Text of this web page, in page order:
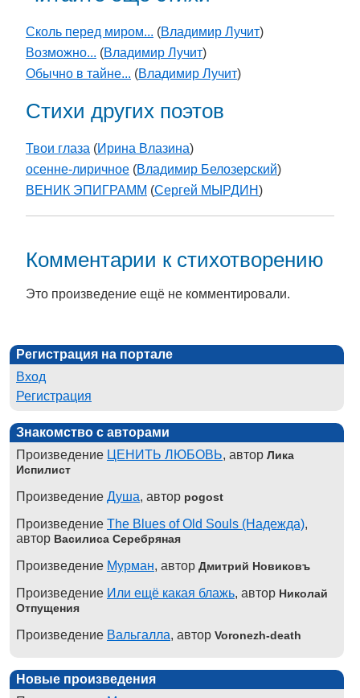
Сколь перед миром... (Владимир Лучит)
Возможно... (Владимир Лучит)
Обычно в тайне... (Владимир Лучит)
Стихи других поэтов
Твои глаза (Ирина Влазина)
осенне-лиричное (Владимир Белозерский)
ВЕНИК ЭПИГРАММ (Сергей МЫРДИН)
Комментарии к стихотворению
Это произведение ещё не комментировали.
Регистрация на портале
Вход
Регистрация
Знакомство с авторами
Произведение ЦЕНИТЬ ЛЮБОВЬ, автор Лика
Испилист
Произведение Душа, автор pogost
Произведение The Blues of Old Souls (Надежда),
автор Василиса Серебряная
Произведение Мурман, автор Дмитрий Новиковъ
Произведение Или ещё какая блажь, автор Николай
Отпущения
Произведение Вальгалла, автор Voronezh-death
Новые произведения